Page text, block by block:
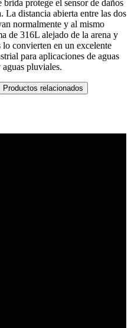
protege el sensor de daños
La distancia abierta entre las dos
normalmente y al mismo
de 316L alejado de la arena y
lo convierten en un excelente
para aplicaciones de aguas
aguas pluviales.
Productos relacionados